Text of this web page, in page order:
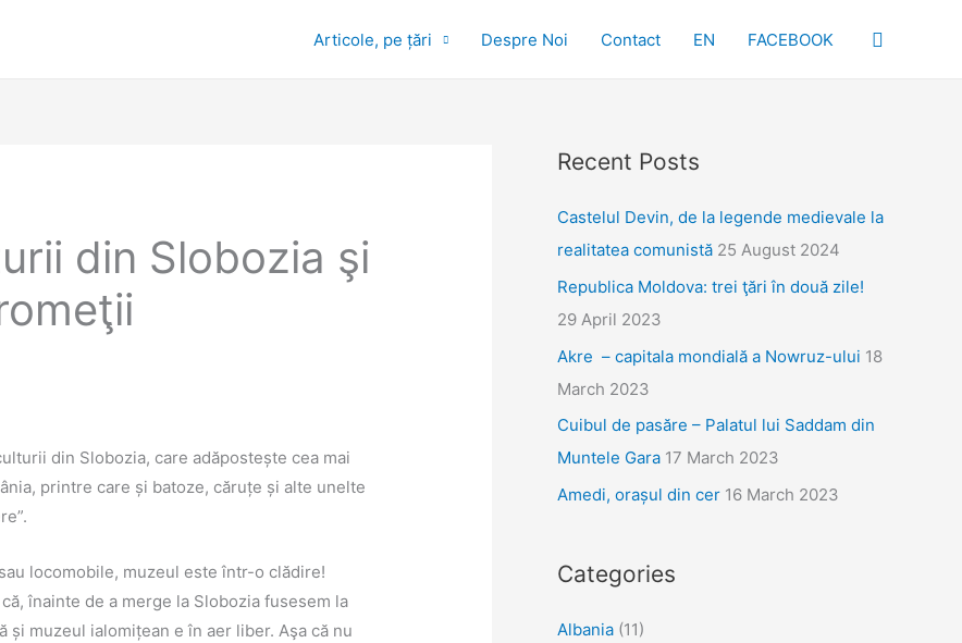
Articole, pe țări Despre Noi Contact EN FACEBOOK Search
din Slobozia şi
din Slobozia, care adăpostește cea mai
printre care și batoze, căruțe și alte unelte
locomobile, muzeul este într-o clădire!
înainte de a merge la Slobozia fusesem la
și muzeul ialomițean e în aer liber. Aşa că nu
Recent Posts
Castelul Devin, de la legende medievale la
realitatea comunistă 25 August 2024
Republica Moldova: trei ţări în două zile!
29 April 2023
Akre – capitala mondială a Nowruz-ului 18
March 2023
Cuibul de pasăre – Palatul lui Saddam din
Muntele Gara 17 March 2023
Amedi, orașul din cer 16 March 2023
Categories
Albania (11)